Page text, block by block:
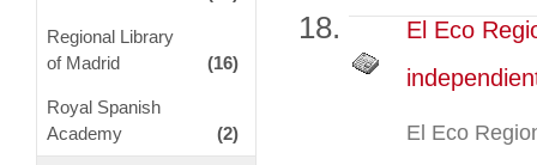
Regional Library
of Madrid
(16)
Royal Spanish
Academy
(2)
El Eco
El Eco